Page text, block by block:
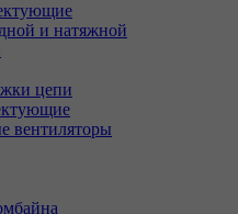
и натяжной
цепи
вентиляторы